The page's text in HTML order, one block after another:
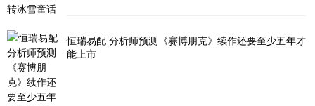
恒瑞易配 分析师预测《赛博朋克》续作还要至少五年才
能上市